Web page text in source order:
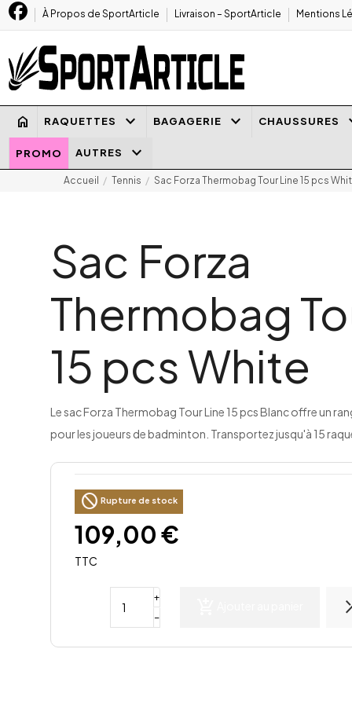
À Propos de SportArticle Livraison – SportArticle Mentions
home RAQUETTES keyboard_arrow_down BAGAGERIE keyboard_arrow_down CHAUSSURES
PROMO AUTRES keyboard_arrow_down
Accueil Tennis Sac Forza Thermobag Tour Line 15 pcs
Sac Forza
Thermobag
15 pcs White
Le sac Forza Thermobag Tour Line 15 pcs Blanc offre un
pour les joueurs de badminton. Transportez jusqu'à 15
block Rupture de stock
109,00 €
TTC
+
−